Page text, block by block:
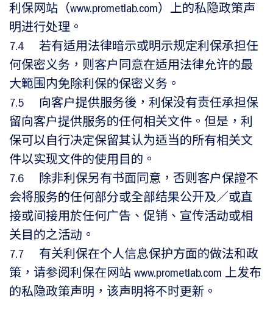
利保网站（www.prometlab.com）上的私隐政策声
明进行处理。
7.4 若有适用法律暗示或明示规定利保承担任
何保密义务，则客户同意在适用法律允许的最
大範围内免除利保的保密义务。
7.5 向客户提供服务後，利保没有责任承担保
留向客户提供服务的任何相关文件。但是，利
保可以自行决定保留其认为适当的所有相关文
件以实现文件的使用目的。
7.6 除非利保另有书面同意，否则客户保證不
会将服务的任何部分或全部结果公开及／或直
接或间接用於任何广告、促销、宣传活动或相
关目的之活动。
7.7 有关利保在个人信息保护方面的做法和政
策，请参阅利保在网站 www.prometlab.com 上发布
的私隐政策声明，该声明将不时更新。